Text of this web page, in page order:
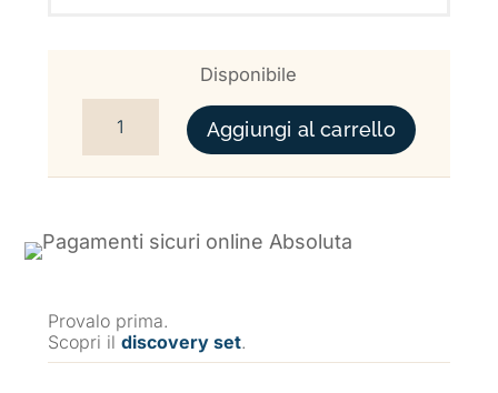
Disponibile
TENORE QUANTITÀ
Aggiungi al carrello
Provalo prima.
Scopri il discovery set.